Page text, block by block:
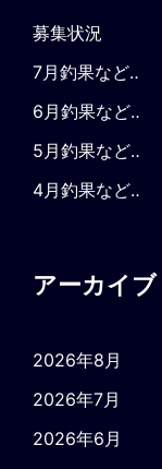
募集状況
7月釣果など‥
6月釣果など‥
5月釣果など‥
4月釣果など‥
アーカイブ
2026年8月
2026年7月
2026年6月